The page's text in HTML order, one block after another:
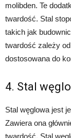
molibden. Te
twardość. Stal
takich jak
twardość zależy
dostosowana do
4. Stal
Stal węglowa jest
Zawiera ona
twardość. Stal